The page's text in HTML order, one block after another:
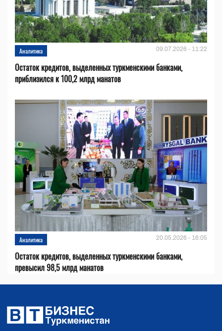
Аналитика 09.07.2026 - 11:22
Остаток кредитов, выделенных туркменскими банками,
приблизился к 100,2 млрд манатов
Аналитика 20.05.2026 - 16:05
Остаток кредитов, выделенных туркменскими банками,
превысил 98,5 млрд манатов